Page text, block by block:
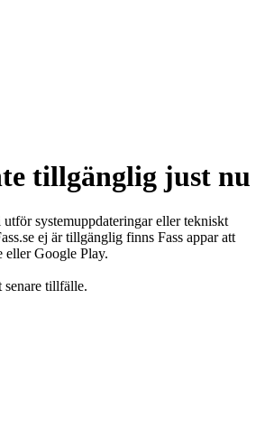
tillgänglig just nu
systemuppdateringar eller tekniskt
ej är tillgänglig finns Fass appar att
eller Google Play.
tillfälle.